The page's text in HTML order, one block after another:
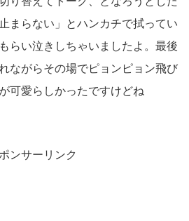
まらない」とハンカチで拭ってい
らい泣きしちゃいましたよ。最後
ながらその場でピョンピョン飛び
可愛らしかったですけどね
ンサーリンク